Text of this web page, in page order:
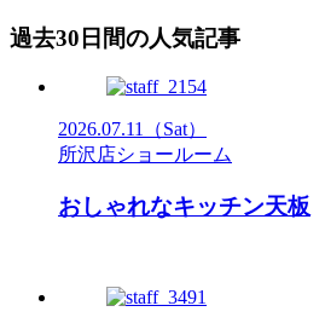
過去30日間の人気記事
2026.07.11 （Sat）
所沢店ショールーム
おしゃれなキッチン天板